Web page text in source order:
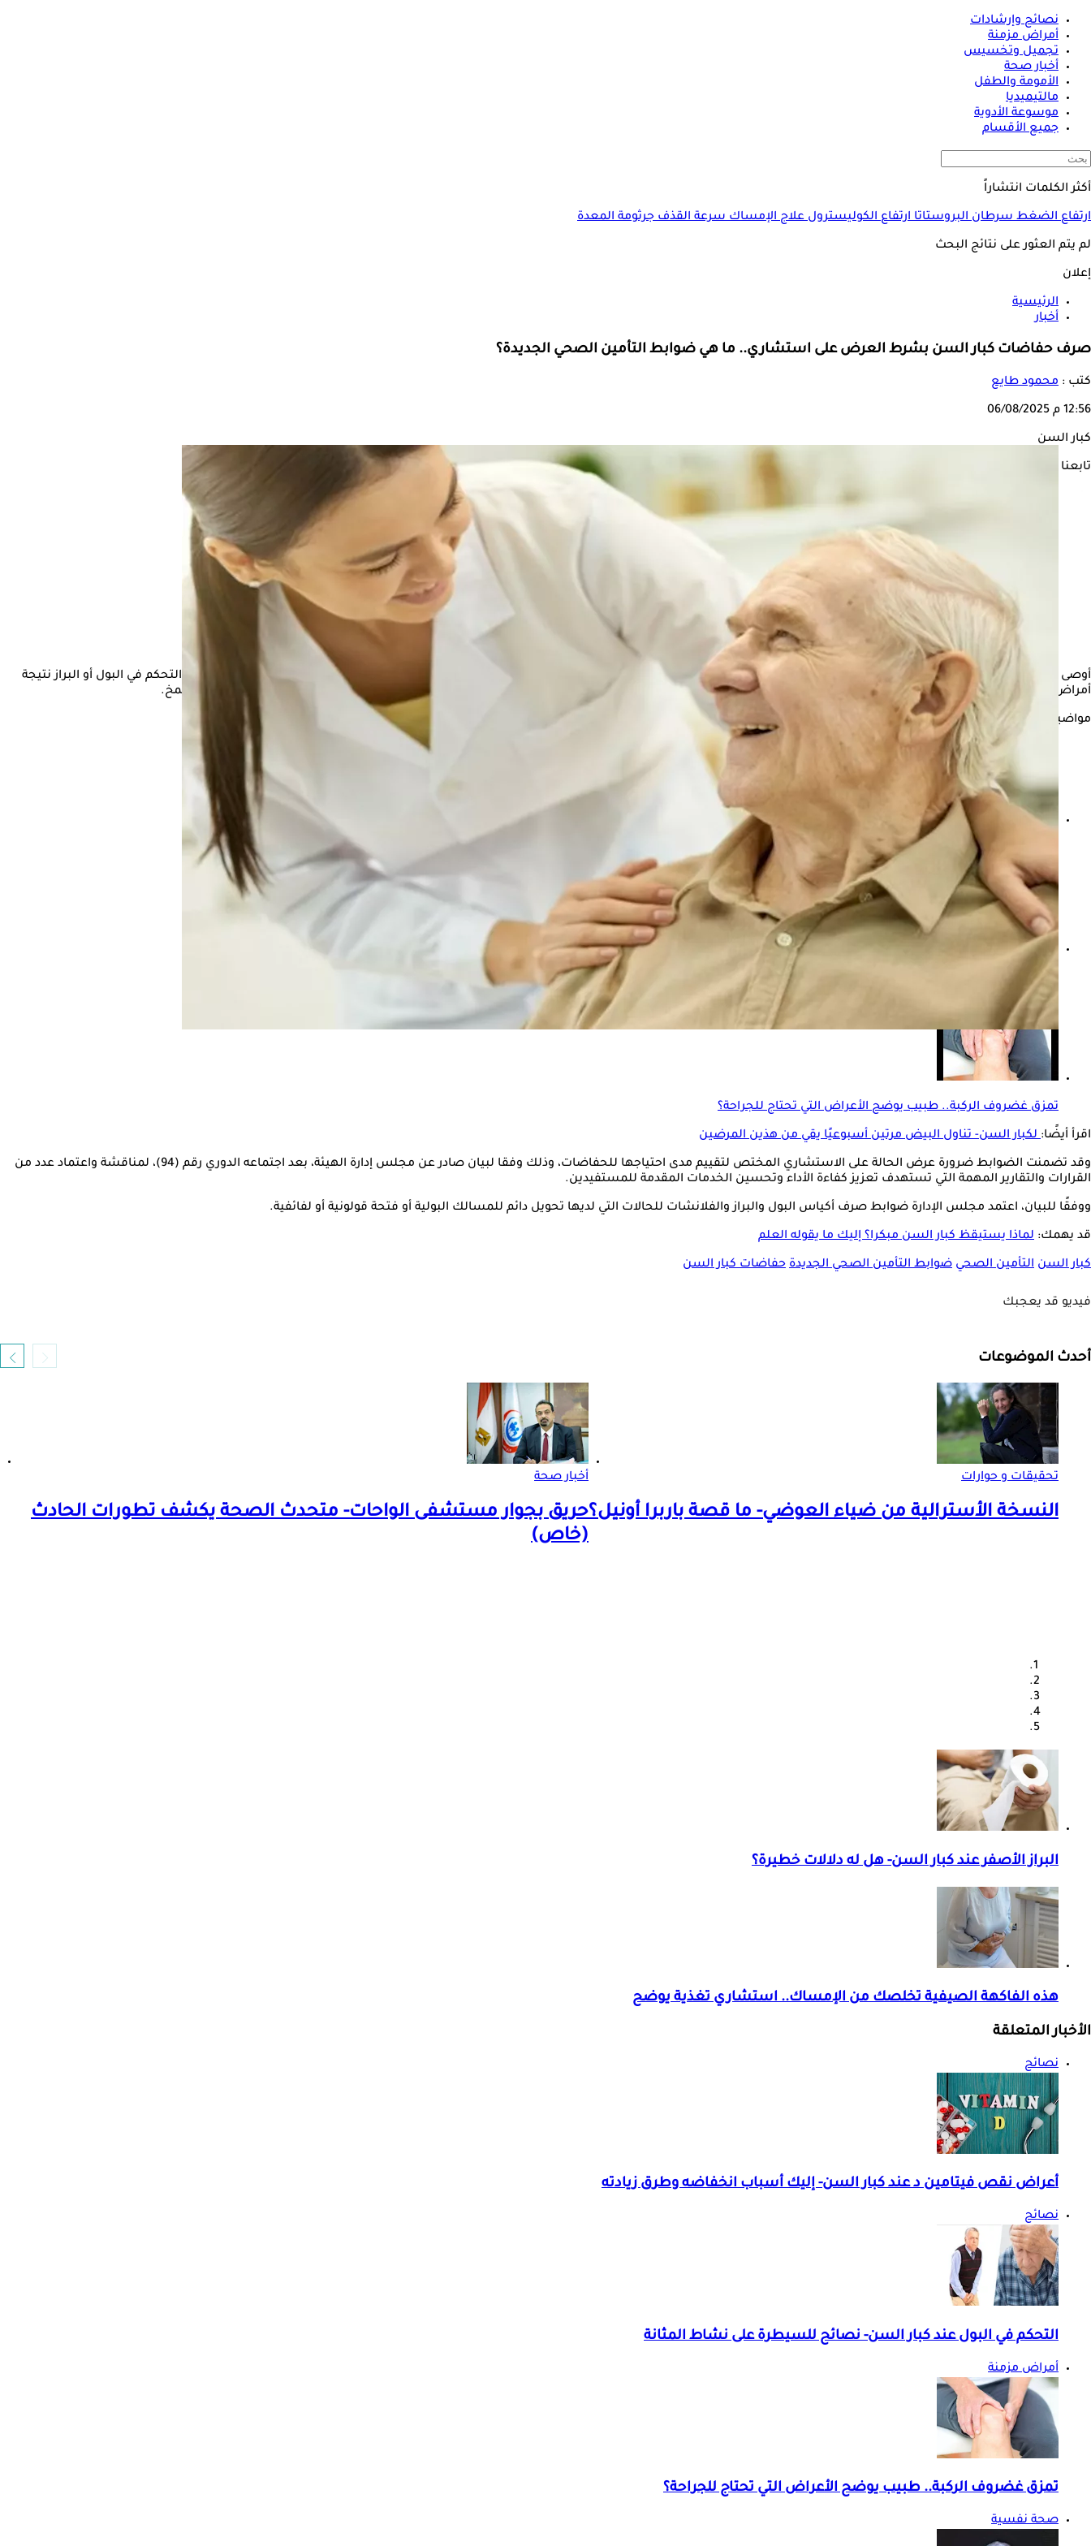
نصائح وإرشادات
أمراض مزمنة
تجميل وتخسيس
أخبار صحة
الأمومة والطفل
مالتيميديا
موسوعة الأدوية
جميع الأقسام
أكثر الكلمات انتشاراً
ارتفاع الضغطسرطان البروستاتاارتفاع الكوليسترولعلاج الإمساكسرعة القذفجرثومة المعدة
لم يتم العثور على نتائج البحث
إعلان
الرئيسية
أخبار
صرف حفاضات كبار السن بشرط العرض على استشاري.. ما هي ضوابط التأمين الصحي الجديدة؟
كتب : محمود طايع
12:56 م 06/08/2025
كبار السن
تابعنا على
أوصى مجلس إدارة الهيئة العامة للتأمين الصحي الشامل، لجنة شئون التأمين بخصوص ضوابط صرف الحفاضات للبالغين للحالات المرضية التي تعاني من فقدان القدرة على التحكم في البول أو البراز نتيجة
أمراض عضوية، مثل الإصابات العنيفة التي تؤدي إلى شلل نصفي سفلي أو رباعي تام، وأورام المخ أو السكتات الدماغية، وحالات التصلب العصبي المتعدد، بالإضافة إلى ضمور المخ.
مواضيع ذات صلة
أعراض نقص فيتامين د عند كبار السن- إليك أسباب انخفاضه وطرق زيادته
التحكم في البول عند كبار السن- نصائح للسيطرة على نشاط المثانة
تمزق غضروف الركبة.. طبيب يوضح الأعراض التي تحتاج للجراحة؟
اقرأ أيضًا:لكبار السن- تناول البيض مرتين أسبوعيًا يقي من هذين المرضين
وقد تضمنت الضوابط ضرورة عرض الحالة على الاستشاري المختص لتقييم مدى احتياجها للحفاضات، وذلك وفقا لبيان صادر عن مجلس إدارة الهيئة، بعد اجتماعه الدوري رقم (94)، لمناقشة واعتماد عدد من
القرارات والتقارير المهمة التي تستهدف تعزيز كفاءة الأداء وتحسين الخدمات المقدمة للمستفيدين.
ووفقًا للبيان، اعتمد مجلس الإدارة ضوابط صرف أكياس البول والبراز والفلانشات للحالات التي لديها تحويل دائم للمسالك البولية أو فتحة قولونية أو لفائفية.
قد يهمك: لماذا يستيقظ كبار السن مبكرا؟ إليك ما يقوله العلم
كبار السن التأمين الصحي ضوابط التأمين الصحي الجديدة حفاضات كبار السن
فيديو قد يعجبك
أحدث الموضوعات
تحقيقات و حوارات
النسخة الأسترالية من ضياء العوضي- ما قصة باربرا أونيل؟
أخبار صحة
حريق بجوار مستشفى الواحات- متحدث الصحة يكشف تطورات الحادث
(خاص)
البراز الأصفر عند كبار السن- هل له دلالات خطيرة؟
هذه الفاكهة الصيفية تخلصك من الإمساك.. استشاري تغذية يوضح
الأخبار المتعلقة
نصائح
أعراض نقص فيتامين د عند كبار السن- إليك أسباب انخفاضه وطرق زيادته
نصائح
التحكم في البول عند كبار السن- نصائح للسيطرة على نشاط المثانة
أمراض مزمنة
تمزق غضروف الركبة.. طبيب يوضح الأعراض التي تحتاج للجراحة؟
صحة نفسية